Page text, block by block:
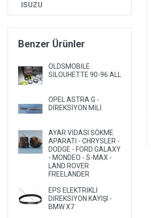
ISUZU
KIA
LANCIA
LAND ROVER
LEXUS
LIFAN
LINCOLN
MASERATI
MERCEDES
MERCURY
Benzer Ürünler
OLDSMOBİLE
SİLOUHETTE 90-96 ALL
OPEL ASTRA G -
DİREKSİYON MİLİ
AYAR VİDASI SÖKME
APARATI - CHRYSLER -
DODGE - FORD GALAXY
- MONDEO - S-MAX -
LAND ROVER
FREELANDER
EPS ELEKTRİKLİ
DİREKSİYON KAYIŞI -
BMW X7
25*36*8